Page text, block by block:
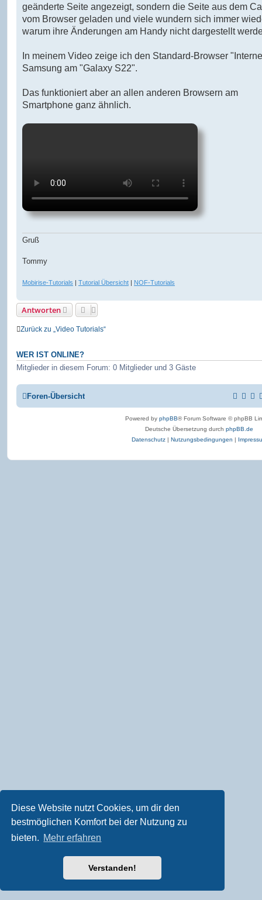
Diese Website nutzt Cookies, um dir den
bestmöglichen Komfort bei der Nutzung zu
bieten. Mehr erfahren
Verstanden!
r
B
i
a
g
geänderte Seite angezeigt, sondern die Seite aus dem
vom Browser geladen und viele wundern sich immer
warum ihre Änderungen am Handy nicht dargestellt
In meinem Video zeige ich den Standard-Browser
Samsung am "Galaxy S22".
Das funktioniert aber an allen anderen Browsern am
Smartphone ganz ähnlich.
Gruß
Tommy
Mobirise-Tutorials | Tutorial Übersicht | NOF-Tutorials
Antworten
Zurück zu „Video Tutorials“
WER IST ONLINE?
Mitglieder in diesem Forum: 0 Mitglieder und 3 Gäste
Foren-Übersicht
Powered by phpBB® Forum Software © phpBB
Deutsche Übersetzung durch phpBB.de
Datenschutz| Nutzungsbedingungen |